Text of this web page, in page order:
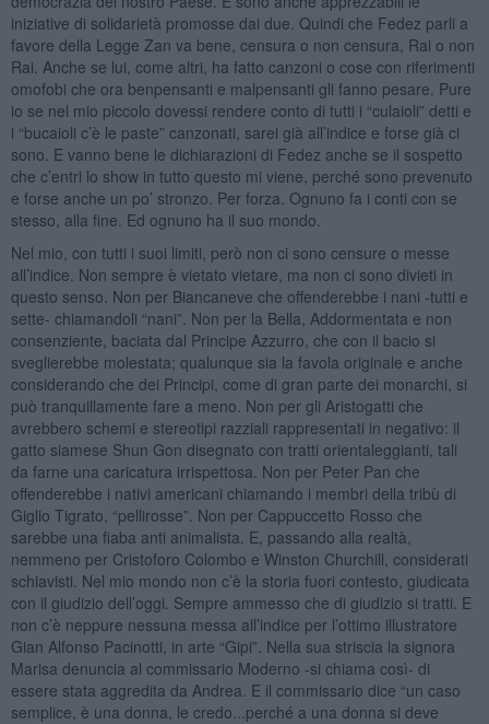
iniziative di solidarietà promosse dai due. Quindi che Fedez parli a
favore della Legge Zan va bene, censura o non censura, Rai o non
Rai. Anche se lui, come altri, ha fatto canzoni o cose con riferimenti
omofobi che ora benpensanti e malpensanti gli fanno pesare. Pure
io se nel mio piccolo dovessi rendere conto di tutti i “culaioli” detti e
i “bucaioli c’è le paste” canzonati, sarei già all’indice e forse già ci
sono. E vanno bene le dichiarazioni di Fedez anche se il sospetto
che c’entri lo show in tutto questo mi viene, perché sono prevenuto
e forse anche un po’ stronzo. Per forza. Ognuno fa i conti con se
stesso, alla fine. Ed ognuno ha il suo mondo.
Nel mio, con tutti i suoi limiti, però non ci sono censure o messe
all’indice. Non sempre è vietato vietare, ma non ci sono divieti in
questo senso. Non per Biancaneve che offenderebbe i nani -tutti e
sette- chiamandoli “nani”. Non per la Bella, Addormentata e non
consenziente, baciata dal Principe Azzurro, che con il bacio si
sveglierebbe molestata; qualunque sia la favola originale e anche
considerando che dei Principi, come di gran parte dei monarchi, si
può tranquillamente fare a meno. Non per gli Aristogatti che
avrebbero schemi e stereotipi razziali rappresentati in negativo: il
gatto siamese Shun Gon disegnato con tratti orientaleggianti, tali
da farne una caricatura irrispettosa. Non per Peter Pan che
offenderebbe i nativi americani chiamando i membri della tribù di
Giglio Tigrato, “pellirosse”. Non per Cappuccetto Rosso che
sarebbe una fiaba anti animalista. E, passando alla realtà,
nemmeno per Cristoforo Colombo e Winston Churchill, considerati
schiavisti. Nel mio mondo non c’è la storia fuori contesto, giudicata
con il giudizio dell’oggi. Sempre ammesso che di giudizio si tratti. E
non c’è neppure nessuna messa all’indice per l’ottimo illustratore
Gian Alfonso Pacinotti, in arte “Gipi”. Nella sua striscia la signora
Marisa denuncia al commissario Moderno -si chiama così- di
essere stata aggredita da Andrea. E il commissario dice “un caso
semplice, è una donna, le credo...perché a una donna si deve